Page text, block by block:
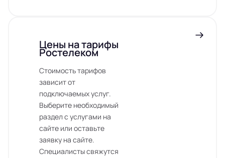
Цены на тарифы
Ростелеком
Стоимость тарифов
зависит от
подключаемых услуг.
Выберите необходимый
раздел с услугами на
сайте или оставьте
заявку на сайте.
Специалисты свяжутся